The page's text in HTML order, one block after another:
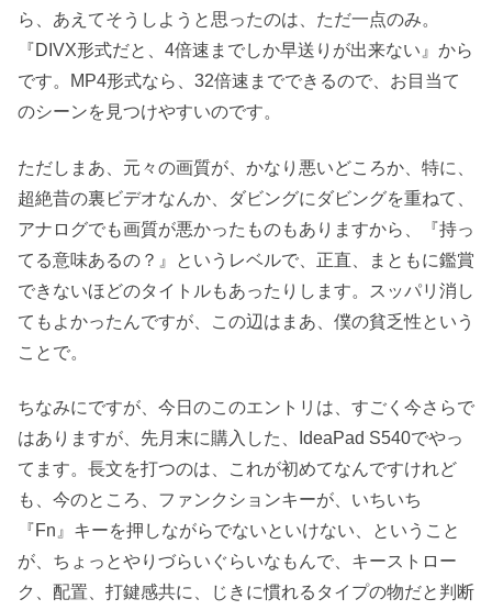
ら、あえてそうしようと思ったのは、ただ一点のみ。
『DIVX形式だと、4倍速までしか早送りが出来ない』から
です。MP4形式なら、32倍速までできるので、お目当て
のシーンを見つけやすいのです。
ただしまあ、元々の画質が、かなり悪いどころか、特に、
超絶昔の裏ビデオなんか、ダビングにダビングを重ねて、
アナログでも画質が悪かったものもありますから、『持っ
てる意味あるの？』というレベルで、正直、まともに鑑賞
できないほどのタイトルもあったりします。スッパリ消し
てもよかったんですが、この辺はまあ、僕の貧乏性という
ことで。
ちなみにですが、今日のこのエントリは、すごく今さらで
はありますが、先月末に購入した、IdeaPad S540でやっ
てます。長文を打つのは、これが初めてなんですけれど
も、今のところ、ファンクションキーが、いちいち
『Fn』キーを押しながらでないといけない、ということ
が、ちょっとやりづらいぐらいなもんで、キーストロー
ク、配置、打鍵感共に、じきに慣れるタイプの物だと判断